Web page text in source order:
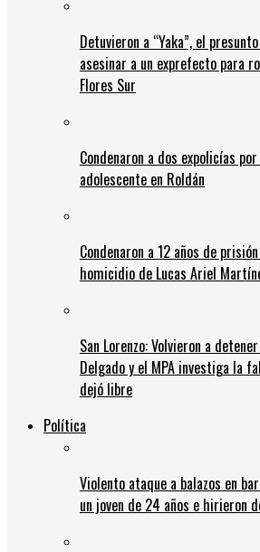
Detuvieron a “Yaka”, el
asesinar a un exprefecto para
Flores Sur
Condenaron a dos expolicías
adolescente en Roldán
Condenaron a 12 años de
homicidio de Lucas Ariel
San Lorenzo: Volvieron a
Delgado y el MPA investiga la
dejó libre
Política
Violento ataque a balazos en
un joven de 24 años e hirieron